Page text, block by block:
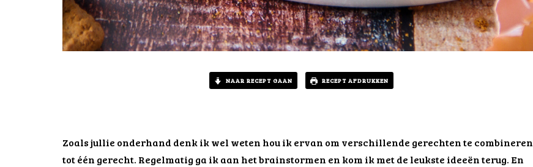
NAAR RECEPT GAAN RECEPT AFDRUKKEN
Zoals jullie onderhand denk ik wel weten hou ik ervan om verschillende gerechten te combineren
tot één gerecht. Regelmatig ga ik aan het brainstormen en kom ik met de leukste ideeën terug. En